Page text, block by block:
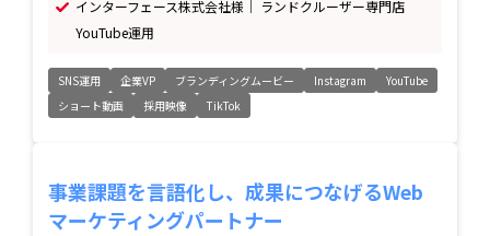
インターフェース株式会社様｜ ランドクルーザー専門店
YouTube運用
SNS運用 企業VP ブランディングムービー Instagram
YouTube
ショート動画
採用映像 TikTok
事業課題を言語化し、成果につなげるWeb
マーケティングパートナー